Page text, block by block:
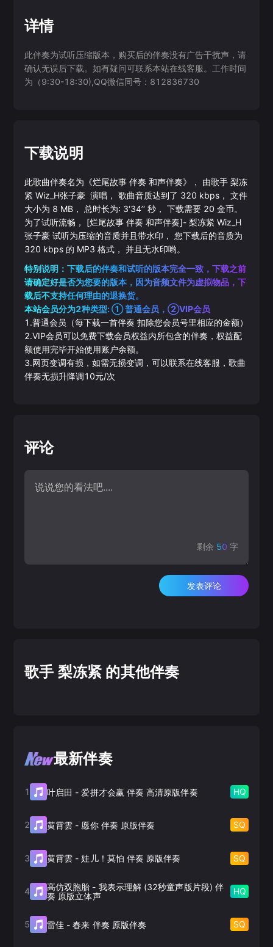
详情
此伴奏为试听压缩版本，购买后的伴奏没有广告干扰声，请
确认无误后下载。如有疑问可联系本站在线客服。工作时间
为（9:30-18:30),QQ微信同号：812836730
下载说明
此歌曲伴奏名为《烂尾故事 伴奏 和声伴奏》， 由歌手 梨冻
紧 Wiz_H张子豪 演唱， 歌曲音质达到了 320 kbps， 文件
大小为 8 MB， 总时长为: 3‘34’‘秒， 下载需要 20 金币。
为了试听流畅， [烂尾故事 伴奏 和声伴奏]- 梨冻紧 Wiz_H
张子豪 试听为压缩的音质并且带水印， 您下载后的音质为
320 kbps 的 MP3 格式， 并且无水印哟。
特别说明：下载后的伴奏和试听的版本完全一致，下载之前
请确定好是否为您要的版本，因为音频文件为虚拟物品，下
载后不支持任何理由的退换货。
本站会员分为2种类型: ① 普通会员，②VIP会员
1.普通会员（每下载一首伴奏 扣除您会员号里相应的金额）
2.VIP会员可以免费下载会员权益内所包含的伴奏，权益配
额使用完毕开始使用账户余额。
3.网页变调有损，如需无损变调，可以联系在线客服，歌曲
伴奏无损升降调10元/次
评论
剩余 50 字
发表评论
歌手 梨冻紧 的其他伴奏
最新伴奏
1 叶启田 -爱拼才会赢 伴奏 高清原版伴奏 HQ
2 黄霄雲 - 愿你 伴奏 原版伴奏 SQ
3 黄霄雲 -娃儿！莫怕 伴奏 原版伴奏 SQ
4 高仿双胞胎 - 我表示理解 (32秒童声版片段) 伴
奏 原版立体声
HQ
5 雷佳 -春来 伴奏 原版伴奏 SQ